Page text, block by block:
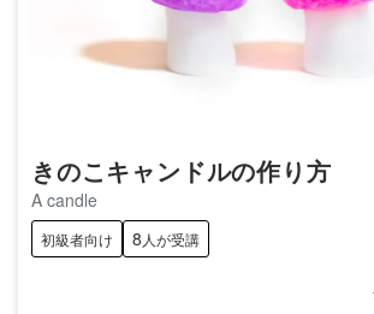
きのこキャンドルの作り方
A candle
初級者向け 8 人が受講